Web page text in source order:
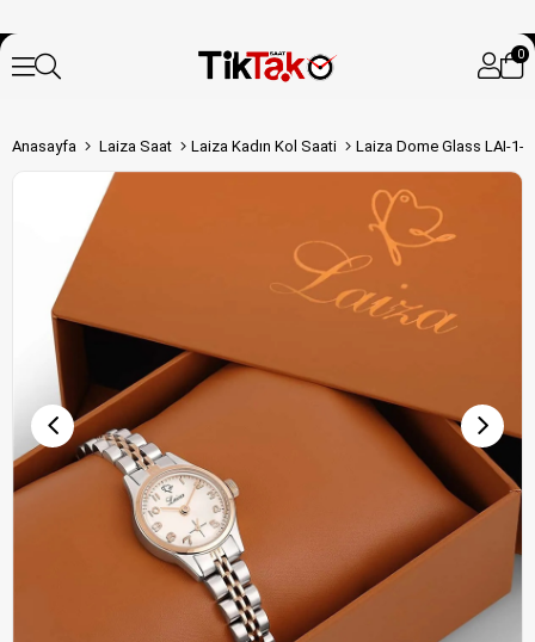
0
Anasayfa Laiza Saat Laiza Kadın Kol Saati Laiza Dome Glass LAI-1-